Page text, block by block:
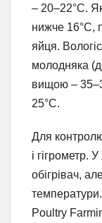
– 20–22°C.
нижче 16°C,
яйця.
молодняка
вищою –
25°C.
Для
і гігрометр.
обігрівач,
Poultry